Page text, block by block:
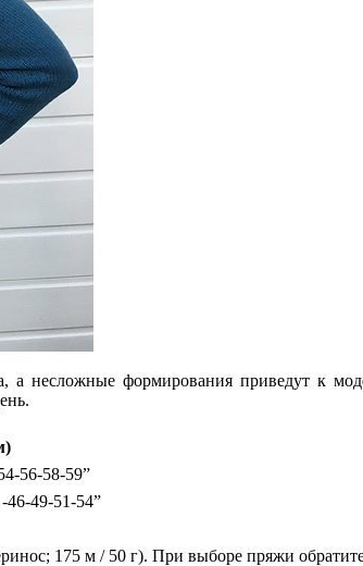
а несложные формирования приведут к
56-58-59”
49-51-54”
175 м / 50 г). При выборе пряжи